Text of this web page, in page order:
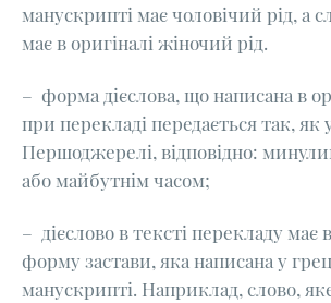
манускрипті має чоловічий рід, а
має в оригіналі жіночий рід.
– форма дієслова, що написана в
при перекладі передається так, як
Першоджерелі, відповідно:
або майбутнім часом;
– дієслово в тексті перекладу має
форму застави, яка написана у
манускрипті. Наприклад, слово,